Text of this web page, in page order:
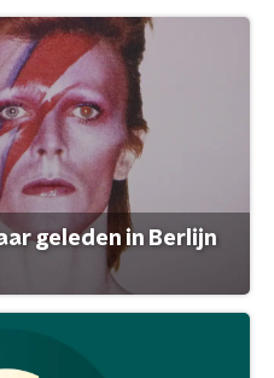
geleden in Berlijn